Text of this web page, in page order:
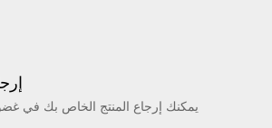
يمكنك إرجاع المنتج الخاص بك في غضون 30